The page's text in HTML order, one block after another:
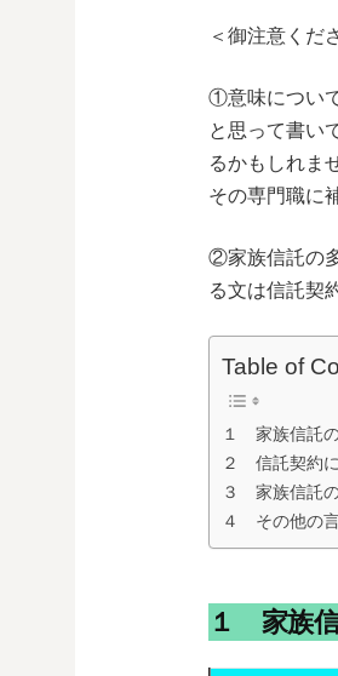
＜御注意くだ
①意味につい
と思って書い
るかもしれま
その専門職に
②家族信託の
る文は信託契
Table of
１ 家族信託
２ 信託契約
３ 家族信託
４ その他の
１ 家族